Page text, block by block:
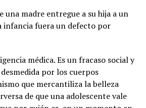
una madre entregue a su hija a un
infancia fuera un defecto por
médica. Es un fracaso social y
por los cuerpos
que mercantiliza la belleza
de que una adolescente vale